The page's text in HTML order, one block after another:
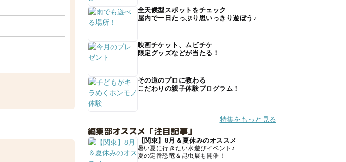
全天候型スポットをチェック
屋内で一日たっぷり思いっきり遊ぼう♪
映画チケット、ムビチケ
限定グッズなどが当たる！
その道のプロに教わる
こだわりの親子体験プログラム！
特集をもっと見る
編集部オススメ「注目記事」
【関東】8月＆夏休みのオススメ
暑い夏に行きたい水遊びイベント♪
夏の定番恐竜＆昆虫展も開催！